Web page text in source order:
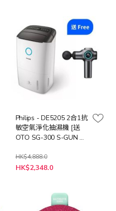
Philips - DE5205 2合1抗
敏空氣淨化抽濕機 [送
OTO SG-300 S-GUN 無
HK$4,888.0
特
殊
HK$2,348.0